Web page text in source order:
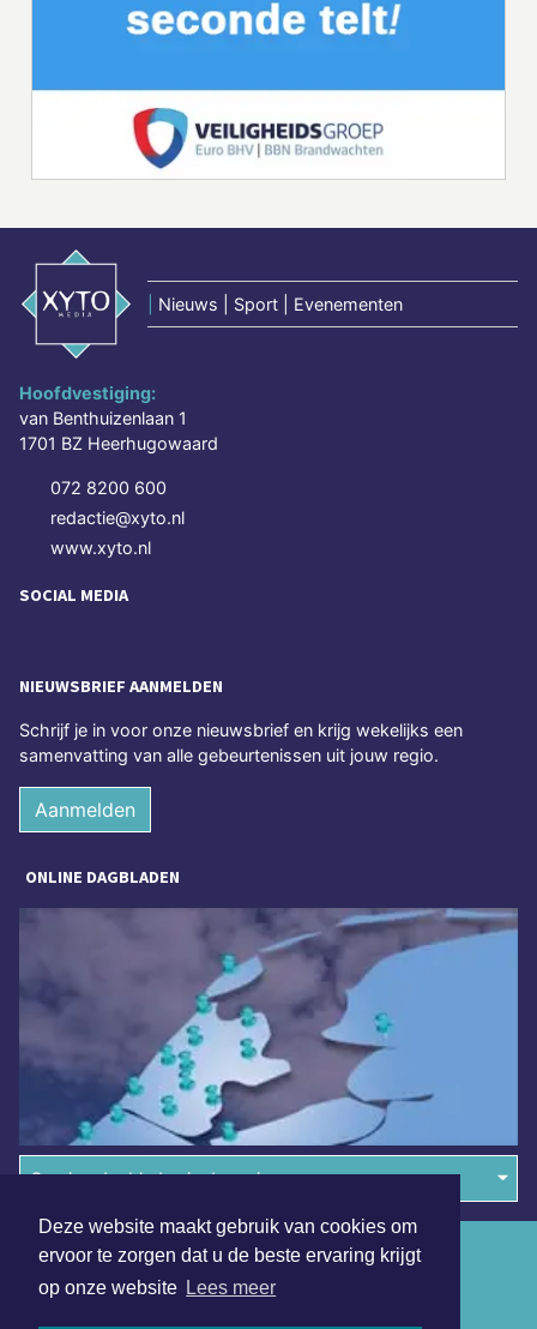
Deze website maakt gebruik van cookies om
ervoor te zorgen dat u de beste ervaring krijgt
op onze website Lees meer
Nieuws | Sport | Evenementen
Hoofdvestiging:
van Benthuizenlaan 1
1701 BZ Heerhugowaard
072 8200 600
redactie@xyto.nl
www.xyto.nl
SOCIAL MEDIA
NIEUWSBRIEF AANMELDEN
Schrijf je in voor onze nieuwsbrief en krijg wekelijks een
samenvatting van alle gebeurtenissen uit jouw regio.
Aanmelden
ONLINE DAGBLADEN
Overige dagbladen in de regio
Algemene voorwaarden
Disclaimer